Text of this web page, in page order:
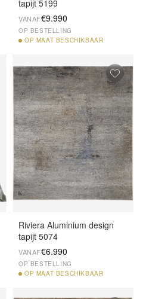
tapijt 5199
VANAF€9.990
OP BESTELLING
OP MAAT BESCHIKBAAR
Riviera Aluminium design
tapijt 5074
VANAF€6.990
OP BESTELLING
OP MAAT BESCHIKBAAR